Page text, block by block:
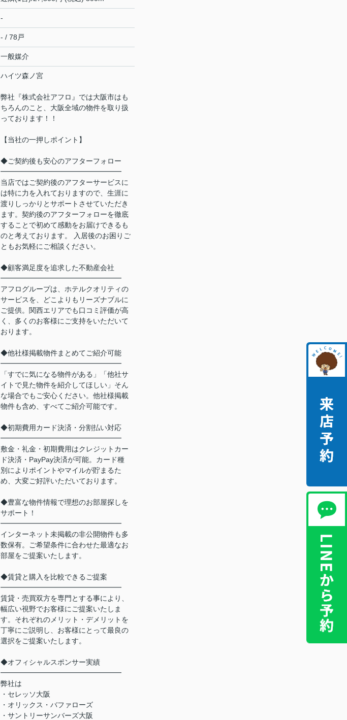
-
- / 78戸
一般媒介
ハイツ森ノ宮
弊社『株式会社アフロ』では大阪市はも
ちろんのこと、大阪全域の物件を取り扱
っております！！
【当社の一押しポイント】
◆ご契約後も安心のアフターフォロー
━━━━━━━━━━━━━━━━━
当店ではご契約後のアフターサービスに
は特に力を入れておりますので、生涯に
渡りしっかりとサポートさせていただき
ます。契約後のアフターフォローを徹底
することで初めて感動をお届けできるも
のと考えております。 入居後のお困りご
ともお気軽にご相談ください。
◆顧客満足度を追求した不動産会社
━━━━━━━━━━━━━━━━━
アフログループは、ホテルクオリティの
サービスを、どこよりもリーズナブルに
ご提供。関西エリアでも口コミ評価が高
く、多くのお客様にご支持をいただいて
おります。
◆他社様掲載物件まとめてご紹介可能
━━━━━━━━━━━━━━━━━
「すでに気になる物件がある」「他社サ
イトで見た物件を紹介してほしい」そん
な場合でもご安心ください。他社様掲載
物件も含め、すべてご紹介可能です。
◆初期費用カード決済・分割払い対応
━━━━━━━━━━━━━━━━━
敷金・礼金・初期費用はクレジットカー
ド決済・PayPay決済が可能。カード種
別によりポイントやマイルが貯まるた
め、大変ご好評いただいております。
◆豊富な物件情報で理想のお部屋探しを
サポート！
━━━━━━━━━━━━━━━━━
インターネット未掲載の非公開物件も多
数保有。ご希望条件に合わせた最適なお
部屋をご提案いたします。
◆賃貸と購入を比較できるご提案
━━━━━━━━━━━━━━━━━
賃貸・売買双方を専門とする事により、
幅広い視野でお客様にご提案いたしま
す。それぞれのメリット・デメリットを
丁寧にご説明し、お客様にとって最良の
選択をご提案いたします。
◆オフィシャルスポンサー実績
━━━━━━━━━━━━━━━━━
弊社は
・セレッソ大阪
・オリックス・バファローズ
・サントリーサンバーズ大阪